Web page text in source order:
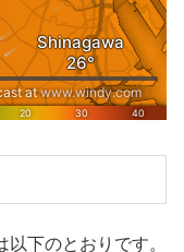
下のとおりです。